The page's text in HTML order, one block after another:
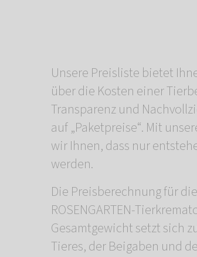
Unsere Preisliste bietet
über die Kosten einer
Transparenz und
auf „Paketpreise“. Mit
wir Ihnen, dass nur
werden.
Die Preisberechnung für
ROSENGARTEN-
Gesamtgewicht setzt sich
Tieres, der Beigaben und